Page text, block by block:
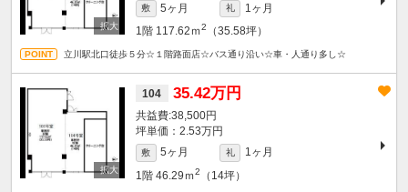
敷 5ヶ月 礼
1ヶ月
1階 117.62ｍ2 （35.58坪）
立川駅北口徒歩５分☆１階路面店☆バス通り沿い☆車・人通り多し☆
104 35.42万円
38,500円
坪単価：2.53万円
敷 5ヶ月 礼
1ヶ月
1階 46.29ｍ2 （14坪）